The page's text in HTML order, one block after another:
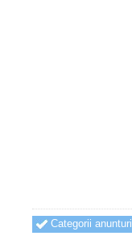
Categorii anunturi